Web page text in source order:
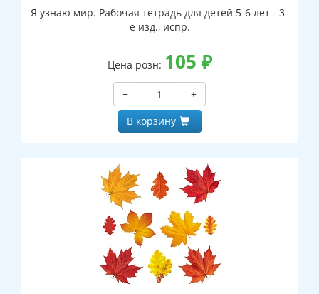
Я узнаю мир. Рабочая тетрадь для детей 5-6 лет - 3-
е изд., испр.
Цена розн: 105 ₽
−
+
В корзину